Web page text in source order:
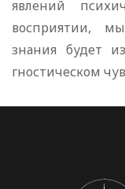
явлений
восприятии,
знания будет
гностическом